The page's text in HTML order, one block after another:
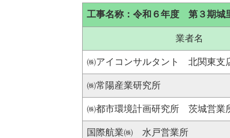
工事名称：令和６年度 第３期城
業者名
㈱アイコンサルタント 北関東支
㈱常陽産業研究所
㈱都市環境計画研究所 茨城営業
国際航業㈱ 水戸営業所